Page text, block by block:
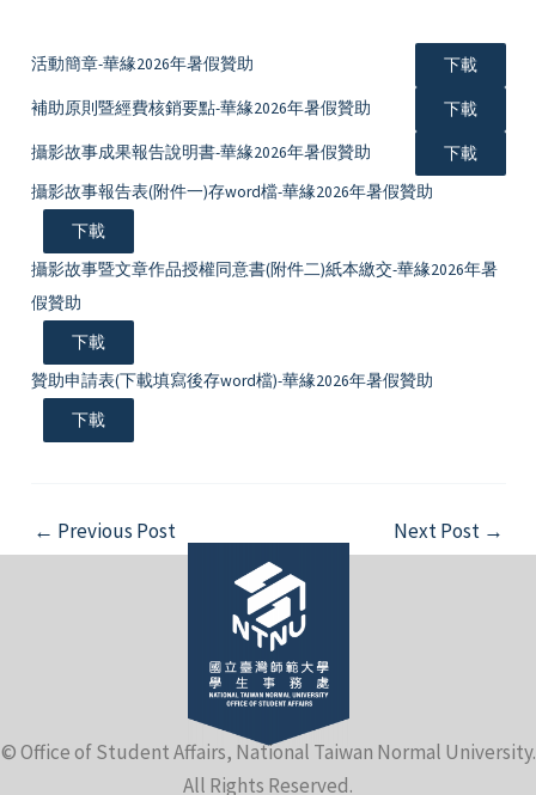
活動簡章-華緣2026年暑假贊助 下載
補助原則暨經費核銷要點-華緣2026年暑假贊助 下載
攝影故事成果報告說明書-華緣2026年暑假贊助
下載
攝影故事報告表(附件一)存word檔-華緣2026年暑假贊助
下載
攝影故事暨文章作品授權同意書(附件二)紙本繳交-華緣2026年暑
假贊助
下載
贊助申請表(下載填寫後存word檔)-華緣2026年暑假贊助
下載
Post
navigation
← Previous Post Next Post →
© Office of Student Affairs, National Taiwan Normal University.
All Rights Reserved.